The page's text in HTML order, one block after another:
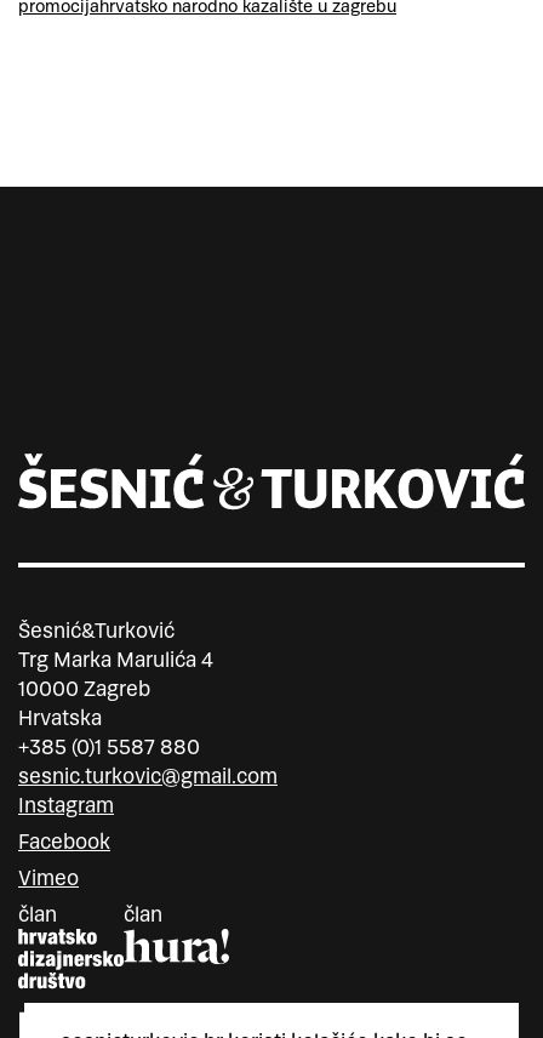
promocijahrvatsko narodno kazalište u zagrebu
Šesnić&Turković
Trg Marka Marulića 4
10000 Zagreb
Hrvatska
+385 (0)1 5587 880
sesnic.turkovic@gmail.com
Instagram
Facebook
Vimeo
član
član